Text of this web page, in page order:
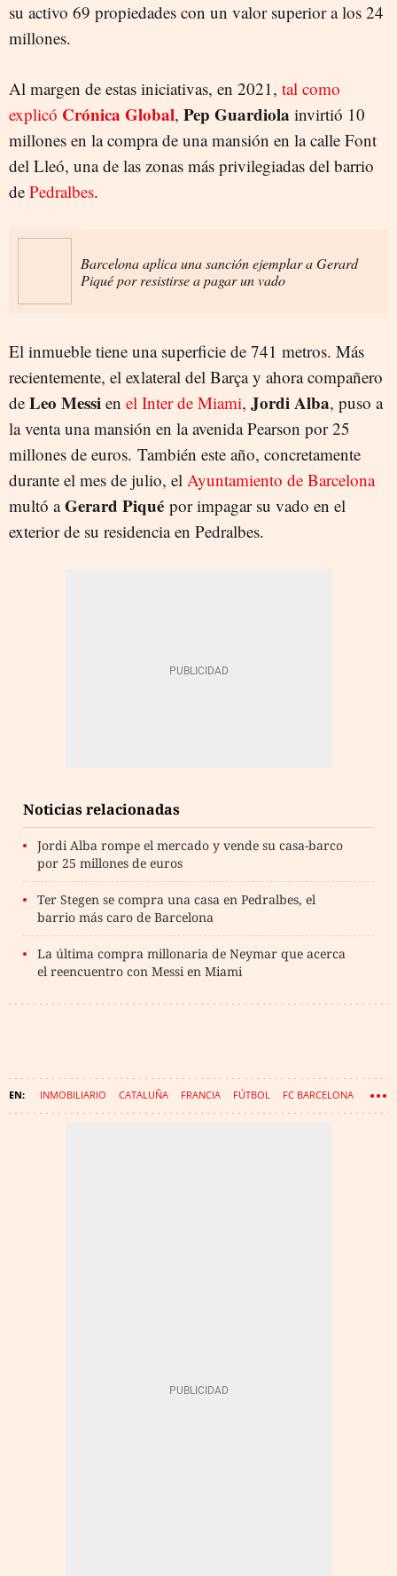
su activo 69 propiedades con un valor superior a los 24
millones.
Al margen de estas iniciativas, en 2021, tal como
explicó Crónica Global, Pep Guardiola invirtió 10
millones en la compra de una mansión en la calle Font
del Lleó, una de las zonas más privilegiadas del barrio
de Pedralbes.
Barcelona aplica una sanción ejemplar a Gerard
Piqué por resistirse a pagar un vado
El inmueble tiene una superficie de 741 metros. Más
recientemente, el exlateral del Barça y ahora compañero
de Leo Messi en el Inter de Miami, Jordi Alba, puso a
la venta una mansión en la avenida Pearson por 25
millones de euros. También este año, concretamente
durante el mes de julio, el Ayuntamiento de Barcelona
multó aGerard Piqué por impagar su vado en el
exterior de su residencia en Pedralbes.
Noticias relacionadas
Jordi Alba rompe el mercado y vende su casa-barco
por 25 millones de euros
Ter Stegen se compra una casa en Pedralbes, el
barrio más caro de Barcelona
La última compra millonaria de Neymar que acerca
el reencuentro con Messi en Miami
INMOBILIARIO CATALUÑA FRANCIA FÚTBOL FC BARCELONA